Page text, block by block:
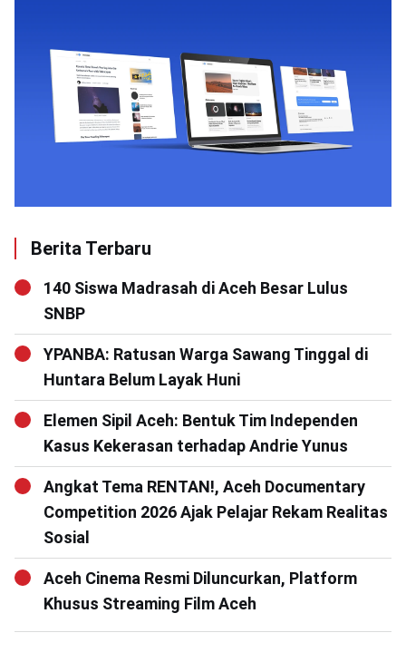
Berita Terbaru
140 Siswa Madrasah di Aceh Besar Lulus
SNBP
YPANBA: Ratusan Warga Sawang Tinggal di
Huntara Belum Layak Huni
Elemen Sipil Aceh: Bentuk Tim Independen
Kasus Kekerasan terhadap Andrie Yunus
Angkat Tema RENTAN!, Aceh Documentary
Competition 2026 Ajak Pelajar Rekam Realitas
Sosial
Aceh Cinema Resmi Diluncurkan, Platform
Khusus Streaming Film Aceh